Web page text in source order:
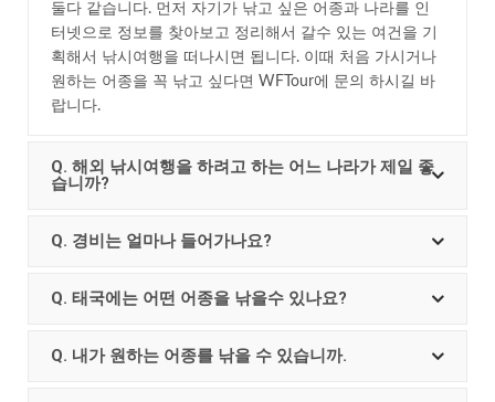
둘다 같습니다. 먼저 자기가 낚고 싶은 어종과 나라를 인
터넷으로 정보를 찾아보고 정리해서 갈수 있는 여건을 기
획해서 낚시여행을 떠나시면 됩니다. 이때 처음 가시거나
원하는 어종을 꼭 낚고 싶다면 WFTour에 문의 하시길 바
랍니다.
Q. 해외 낚시여행을 하려고 하는 어느 나라가 제일 좋
습니까?
Q. 경비는 얼마나 들어가나요?
Q. 태국에는 어떤 어종을 낚을수 있나요?
Q. 내가 원하는 어종를 낚을 수 있습니까.